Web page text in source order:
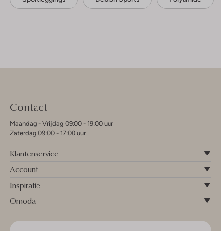
Contact
Maandag - Vrijdag 09:00 - 19:00 uur
Zaterdag 09:00 - 17:00 uur
Klantenservice
Account
Inspiratie
Omoda